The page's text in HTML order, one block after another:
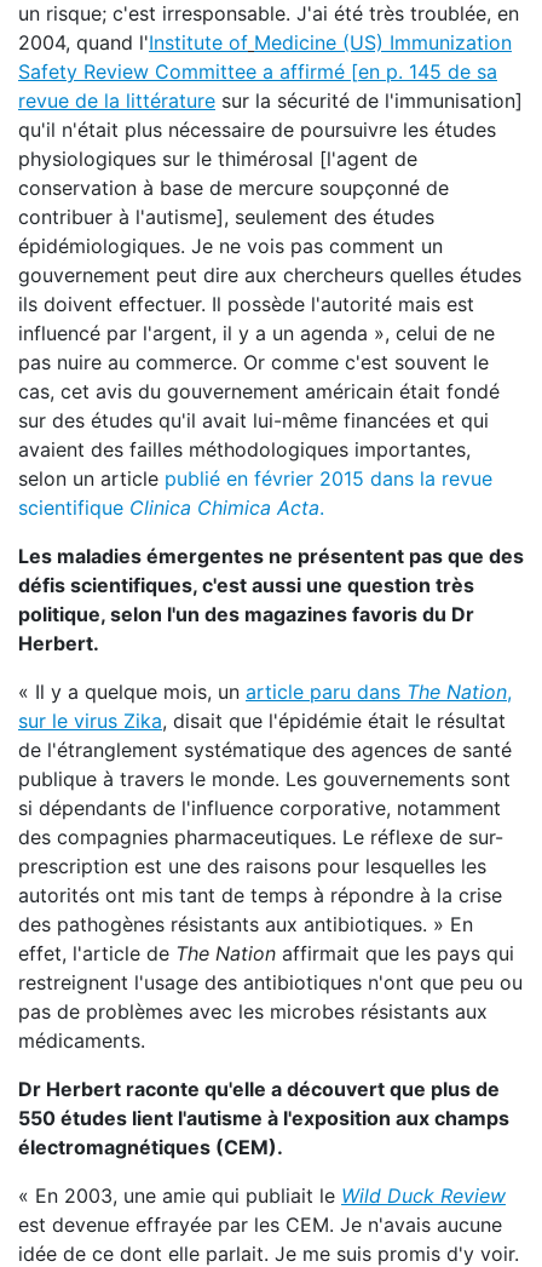
un risque; c'est irresponsable. J'ai été très troublée, en
2004, quand l'Institute of Medicine (US) Immunization
Safety Review Committee a affirmé [en p. 145 de sa
revue de la littérature sur la sécurité de l'immunisation]
qu'il n'était plus nécessaire de poursuivre les études
physiologiques sur le thimérosal [l'agent de
conservation à base de mercure soupçonné de
contribuer à l'autisme], seulement des études
épidémiologiques. Je ne vois pas comment un
gouvernement peut dire aux chercheurs quelles études
ils doivent effectuer. Il possède l'autorité mais est
influencé par l'argent, il y a un agenda », celui de ne
pas nuire au commerce. Or comme c'est souvent le
cas, cet avis du gouvernement américain était fondé
sur des études qu'il avait lui-même financées et qui
avaient des failles méthodologiques importantes,
selon un article publié en février 2015 dans la revue
scientifique Clinica Chimica Acta.
Les maladies émergentes ne présentent pas que des
défis scientifiques, c'est aussi une question très
politique, selon l'un des magazines favoris du Dr
Herbert.
« Il y a quelque mois, un article paru dans The Nation,
sur le virus Zika, disait que l'épidémie était le résultat
de l'étranglement systématique des agences de santé
publique à travers le monde. Les gouvernements sont
si dépendants de l'influence corporative, notamment
des compagnies pharmaceutiques. Le réflexe de sur-
prescription est une des raisons pour lesquelles les
autorités ont mis tant de temps à répondre à la crise
des pathogènes résistants aux antibiotiques. » En
effet, l'article de The Nation affirmait que les pays qui
restreignent l'usage des antibiotiques n'ont que peu ou
pas de problèmes avec les microbes résistants aux
médicaments.
Dr Herbert raconte qu'elle a découvert que plus de
550 études lient l'autisme à l'exposition aux champs
électromagnétiques (CEM).
« En 2003, une amie qui publiait le Wild Duck Review
est devenue effrayée par les CEM. Je n'avais aucune
idée de ce dont elle parlait. Je me suis promis d'y voir.